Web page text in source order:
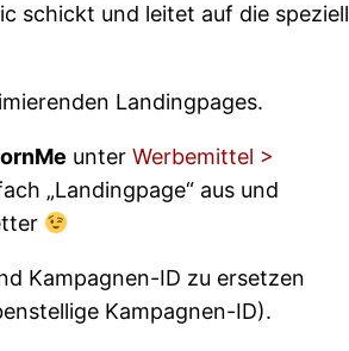
schickt und leitet auf die speziell
Landingpages.
unter Werbemittel >
„Landingpage“ aus und
Kampagnen-ID zu ersetzen
Kampagnen-ID).